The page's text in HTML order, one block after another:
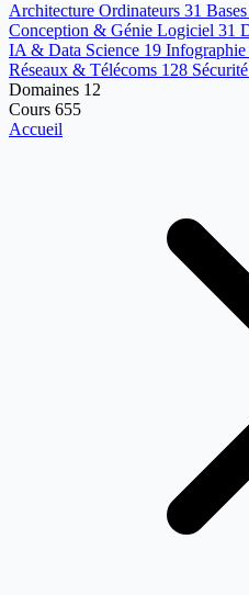
Architecture Ordinateurs 31
Conception & Génie Logiciel 31
IA & Data Science 19
Réseaux & Télécoms 128 Sécurité
Domaines 12
Cours 655
Accueil